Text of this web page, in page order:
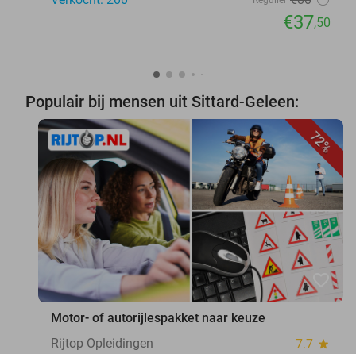
€37,50
Populair bij mensen uit Sittard-Geleen:
72%
favorite_border
Motor- of autorijlespakket naar keuze
Rijtop Opleidingen
7.7 star